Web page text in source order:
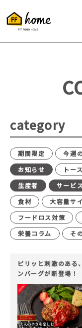
category
期間限定 今週
お知らせ
トー
生産者
サービ
食材
大容量サ
フードロス対策
栄養コラム
そ
ピリッと刺激のある
ンバーグが新登場！